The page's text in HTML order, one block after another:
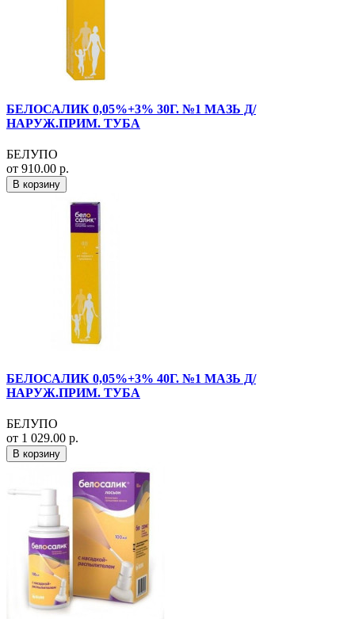
БЕЛОСАЛИК 0,05%+3% 30Г. №1 МАЗЬ Д/
НАРУЖ.ПРИМ. ТУБА
БЕЛУПО
от 910.00 р.
В корзину
БЕЛОСАЛИК 0,05%+3% 40Г. №1 МАЗЬ Д/
НАРУЖ.ПРИМ. ТУБА
БЕЛУПО
от 1 029.00 р.
В корзину